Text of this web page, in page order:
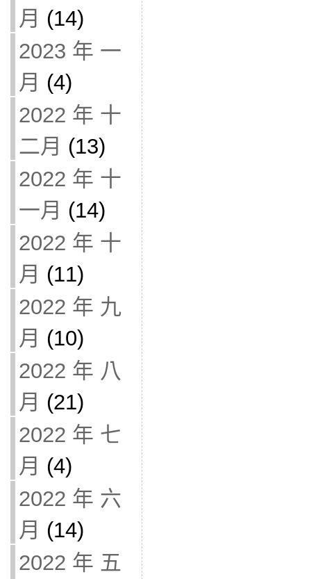
月 (14)
2023 年 一
月 (4)
2022 年 十
二月 (13)
2022 年 十
一月 (14)
2022 年 十
月 (11)
2022 年 九
月 (10)
2022 年 八
月 (21)
2022 年 七
月 (4)
2022 年 六
月 (14)
2022 年 五